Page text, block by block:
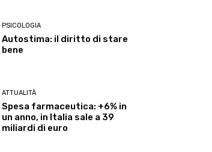
PSICOLOGIA
Autostima: il diritto di stare
bene
ATTUALITÀ
Spesa farmaceutica: +6% in
un anno, in Italia sale a 39
miliardi di euro